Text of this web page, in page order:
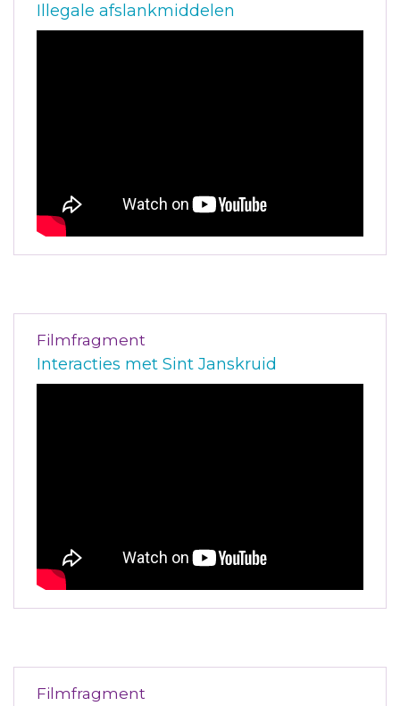
Illegale afslankmiddelen
Filmfragment
Interacties met Sint Janskruid
Filmfragment